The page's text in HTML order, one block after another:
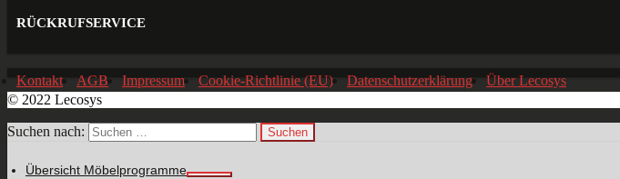
RÜCKRUFSERVICE
Kontakt AGB Impressum Cookie-Richtlinie (EU) Datenschutzerklärung
Über Lecosys
© 2022 Lecosys
Suchen nach:
Übersicht Möbelprogramme